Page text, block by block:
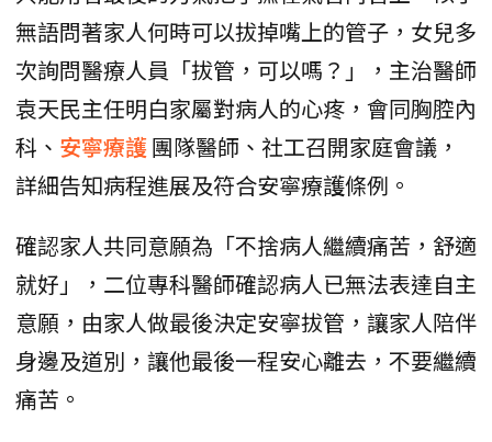
無語問著家人何時可以拔掉嘴上的管子，女兒多
次詢問醫療人員「拔管，可以嗎？」，主治醫師
袁天民主任明白家屬對病人的心疼，會同胸腔內
科、 安寧療護團隊醫師、社工召開家庭會議，
詳細告知病程進展及符合安寧療護條例。
確認家人共同意願為「不捨病人繼續痛苦，舒適
就好」，二位專科醫師確認病人已無法表達自主
意願，由家人做最後決定安寧拔管，讓家人陪伴
身邊及道別，讓他最後一程安心離去，不要繼續
痛苦。